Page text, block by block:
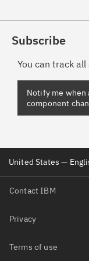
Subscribe
You can track
Notify me when
component
Contact IBM
Privacy
Terms of use
United States —